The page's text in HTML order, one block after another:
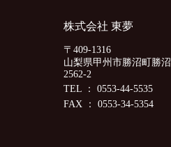
株式会社 東夢
〒409-1316
山梨県甲州市勝沼町勝沼
2562-2
TEL ： 0553-44-5535
FAX ： 0553-34-5354